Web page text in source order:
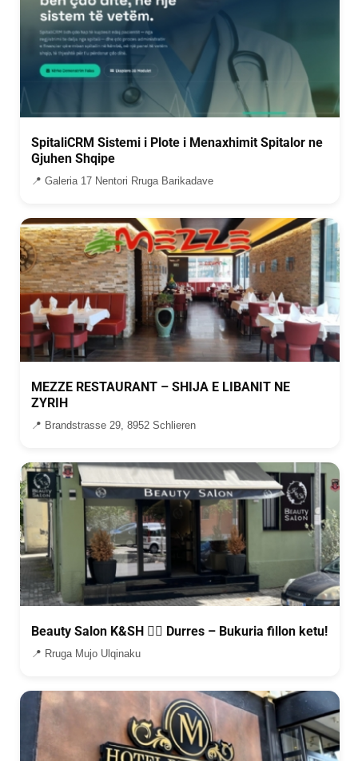
SpitaliCRM Sistemi i Plote i Menaxhimit Spitalor ne
Gjuhen Shqipe
📍 Galeria 17 Nentori Rruga Barikadave
MEZZE RESTAURANT – SHIJA E LIBANIT NE
ZYRIH
📍 Brandstrasse 29, 8952 Schlieren
Beauty Salon K&SH 💇‍♀️ Durres – Bukuria fillon ketu!
📍 Rruga Mujo Ulqinaku